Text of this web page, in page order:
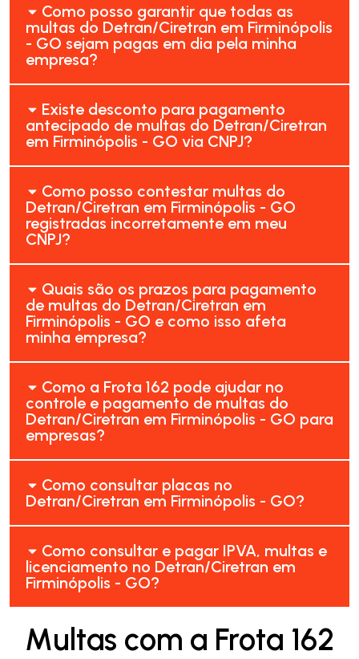
Como posso garantir que todas as
multas do Detran/Ciretran em Firminópolis
- GO sejam pagas em dia pela minha
empresa?
Existe desconto para pagamento
antecipado de multas do Detran/Ciretran
em Firminópolis - GO via CNPJ?
Como posso contestar multas do
Detran/Ciretran em Firminópolis - GO
registradas incorretamente em meu
CNPJ?
Quais são os prazos para pagamento
de multas do Detran/Ciretran em
Firminópolis - GO e como isso afeta
minha empresa?
Como a Frota 162 pode ajudar no
controle e pagamento de multas do
Detran/Ciretran em Firminópolis - GO para
empresas?
Como consultar placas no
Detran/Ciretran em Firminópolis - GO?
Como consultar e pagar IPVA, multas e
licenciamento no Detran/Ciretran em
Firminópolis - GO?
Multas com a Frota 162